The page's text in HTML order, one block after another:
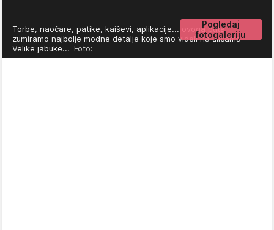
Pogledaj
fotogaleriju
Torbe, naočare, patike, kaiševi, aplikacije... ovoga puta
zumiramo najbolje modne detalje koje smo videli na ulicama
Velike jabuke... Foto: